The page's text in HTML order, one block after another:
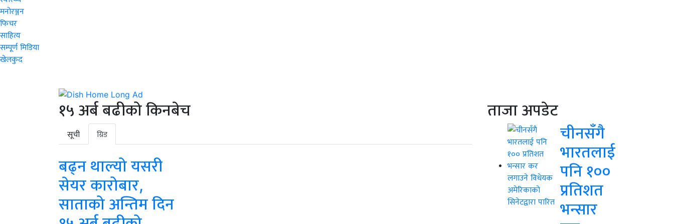
मनोरञ्जन
फिचर
साहित्य
सम्पूर्ण मिडिया
खेलकुद
१५ अर्ब बढीको किनबेच
सूची ग्रिड
बढ्न थाल्यो यसरी
सेयर कारोबार,
साताको अन्तिम दिन
ताजा अपडेट
चीनसँगै
भारतलाई
पनि १००
प्रतिशत
भन्सार